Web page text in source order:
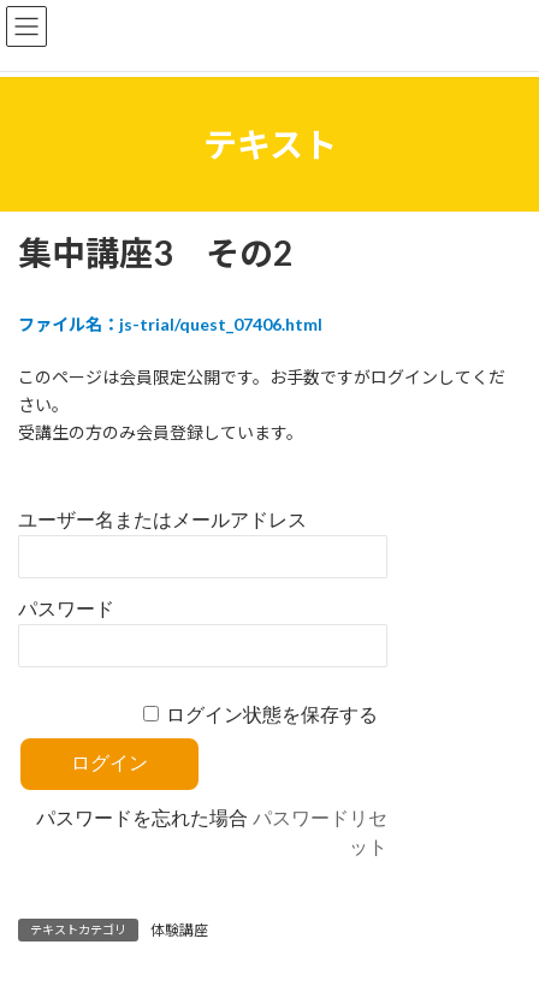
コ
ン
ン
ナ
ビ
ー
テキスト
集中講座3 その2
ファイル名：js-trial/quest_07406.html
このページは会員限定公開です。お手数ですがログインしてくだ
さい。
受講生の方のみ会員登録しています。
ユーザー名またはメールアドレス
パスワード
ログイン状態を保存する
パスワードを忘れた場合パスワードリセ
ット
テキストカテゴリ 体験講座